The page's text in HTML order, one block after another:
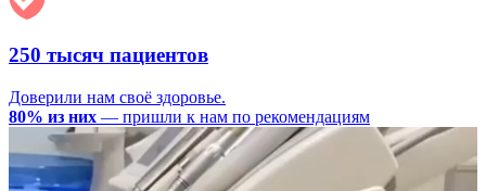
250 тысяч пациентов
Доверили нам своё здоровье.
80% из них — пришли к нам по рекомендациям